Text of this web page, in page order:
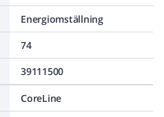
Energiomställning
74
39111500
CoreLine